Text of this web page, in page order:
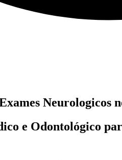
Neurologicos
e Odontológico